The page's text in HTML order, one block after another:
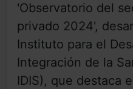
'Observatorio del
privado 2024',
Instituto para el
Integración de la
IDIS), que destaca